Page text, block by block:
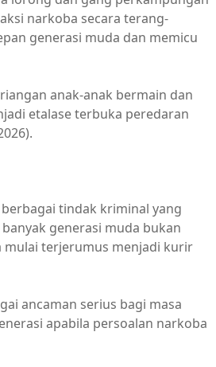
narkoba secara terang-
generasi muda dan memicu
anak-anak bermain dan
etalase terbuka peredaran
tindak kriminal yang
generasi muda bukan
mulai terjerumus menjadi kurir
ancaman serius bagi masa
apabila persoalan narkoba